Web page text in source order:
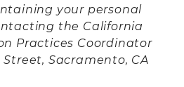
your personal
the California
Practices Coordinator
Sacramento, CA